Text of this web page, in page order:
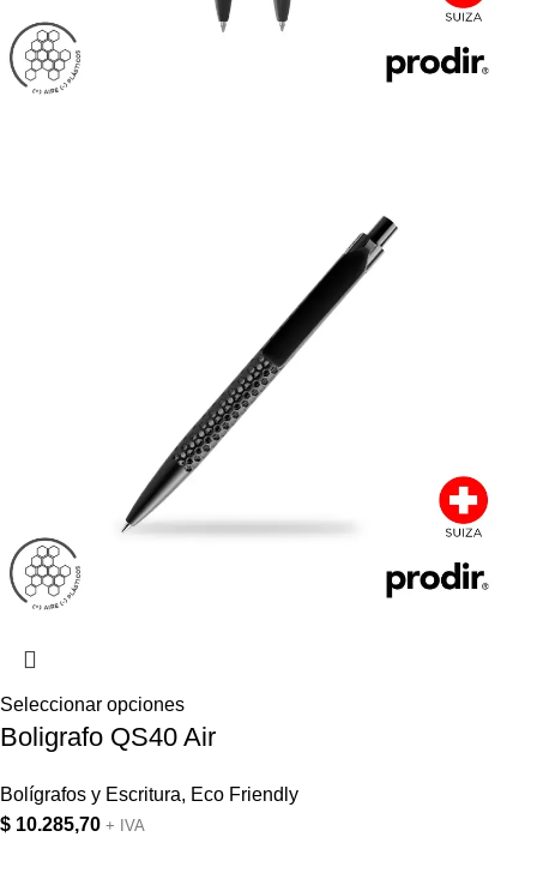
Seleccionar opciones
Boligrafo QS40 Air
Bolígrafos y Escritura, Eco Friendly
$ 10.285,70 + IVA